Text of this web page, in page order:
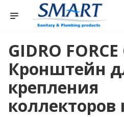
GIDRO
Кронштейн
крепления
коллекторов